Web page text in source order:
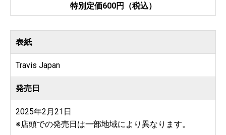
特別定価600円（税込）
表紙
Travis Japan
発売日
2025年2月21日
※店頭での発売日は一部地域により異なります。